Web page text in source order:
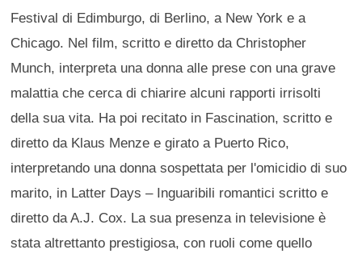
Festival di Edimburgo, di Berlino, a New York e a
Chicago. Nel film, scritto e diretto da Christopher
Munch, interpreta una donna alle prese con una grave
malattia che cerca di chiarire alcuni rapporti irrisolti
della sua vita. Ha poi recitato in Fascination, scritto e
diretto da Klaus Menze e girato a Puerto Rico,
interpretando una donna sospettata per l'omicidio di suo
marito, in Latter Days – Inguaribili romantici scritto e
diretto da A.J. Cox. La sua presenza in televisione è
stata altrettanto prestigiosa, con ruoli come quello